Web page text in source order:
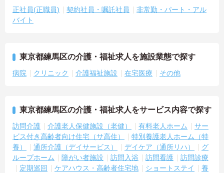
正社員(正職員) 契約社員・嘱託社員
非常勤・パート・アル
バイト
東京都練馬区の介護・福祉求人を施設業態で探す
病院 クリニック 介護福祉施設 在宅医療 その他
東京都練馬区の介護・福祉求人をサービス内容で探す
訪問介護 介護老人保健施設（老健） 有料老人ホーム
サー
ビス付き高齢者向け住宅（サ高住）
特別養護老人ホーム（特
養）
通所介護（デイサービス） デイケア（通所リハ）
グ
ループホーム
障がい者施設 訪問入浴 訪問看護
訪問診療
定期巡回
ケアハウス・高齢者住宅地 ショートステイ
養